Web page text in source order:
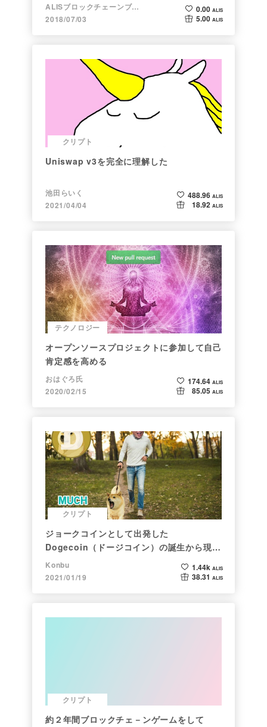
ALISブロックチェーンブログ
2018/07/03
0.00 ALIS
5.00 ALIS
クリプト
Uniswap v3を完全に理解した
池田らいく
2021/04/04
488.96 ALIS
18.92 ALIS
テクノロジー
オープンソースプロジェクトに参加して自己
肯定感を高める
おはぐろ氏
2020/02/15
174.64 ALIS
85.05 ALIS
クリプト
ジョークコインとして出発した
Dogecoin（ドージコイン）の誕生から現在
まで。注目される非証券性🐶
Konbu
2021/01/19
1.44k ALIS
38.31 ALIS
クリプト
約２年間ブロックチェ－ンゲームをして